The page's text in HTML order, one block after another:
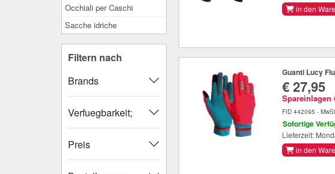
Occhiali per Caschi
Sacche idriche
Filtern nach
Brands
Verfuegbarkeit;
Preis
in den
Guanti Lucy
€ 27,95
Spareinlagen
FID 442095 -
Sofortige
Lieferzeit:
in den